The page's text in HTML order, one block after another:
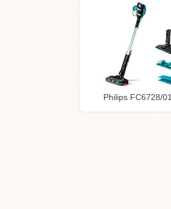
Philips FC6728/01